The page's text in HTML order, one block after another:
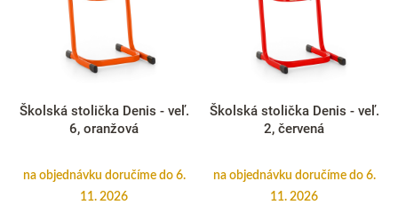
Školská stolička Denis - veľ.
6, oranžová
na objednávku doručíme do 6.
11. 2026
Školská stolička Denis - veľ.
2, červená
na objednávku doručíme do 6.
11. 2026